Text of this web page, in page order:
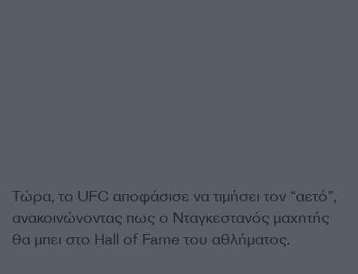
Τώρα, το UFC αποφάσισε να τιμήσει τον “αετό”,
ανακοινώνοντας πως ο Νταγκεστανός μαχητής
θα μπει στο Hall of Fame του αθλήματος.